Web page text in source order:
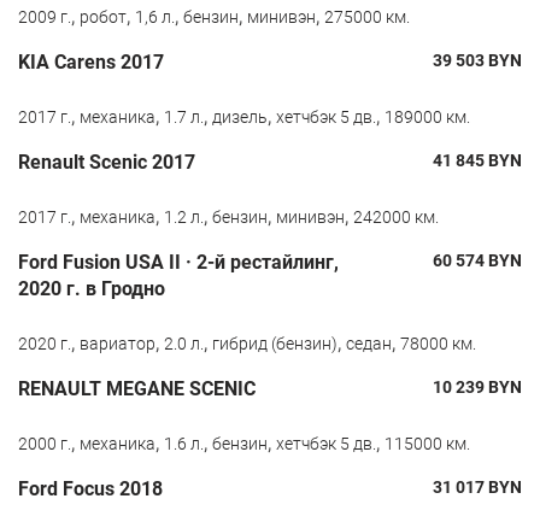
2009 г., робот, 1,6 л., бензин, минивэн, 275000 км.
KIA Carens 2017 39 503BYN
2017 г., механика, 1.7 л., дизель, хетчбэк 5 дв., 189000 км.
Renault Scenic 2017 41 845BYN
2017 г., механика, 1.2 л., бензин, минивэн, 242000 км.
Ford Fusion USA II · 2-й рестайлинг,
2020 г. в Гродно
60 574BYN
2020 г., вариатор, 2.0 л., гибрид (бензин), седан, 78000 км.
RENAULT MEGANE SCENIC 10 239BYN
2000 г., механика, 1.6 л., бензин, хетчбэк 5 дв., 115000 км.
Ford Focus 2018 31 017BYN